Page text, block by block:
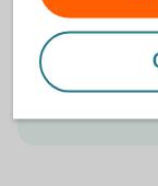
kompletterar